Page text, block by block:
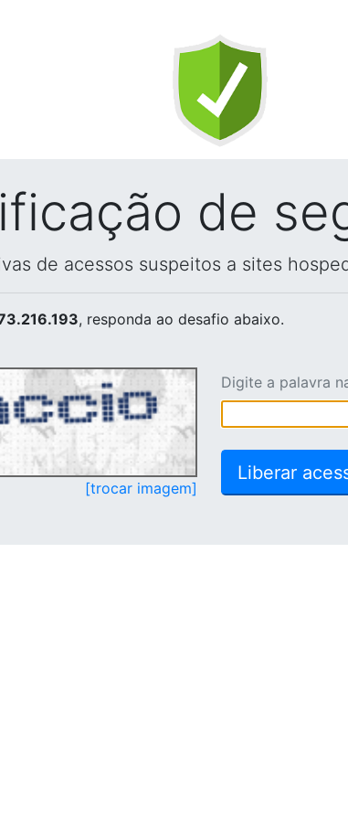
de
de acessos suspeitos a sites
, responda ao desafio abaixo.
[trocar imagem]
Digite a palavra